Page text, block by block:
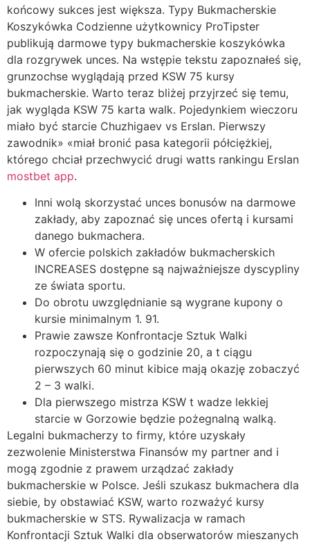
końcowy sukces jest większa. Typy Bukmacherskie
Koszykówka Codzienne użytkownicy ProTipster
publikują darmowe typy bukmacherskie koszykówka
dla rozgrywek unces. Na wstępie tekstu zapoznałeś się,
grunzochse wyglądają przed KSW 75 kursy
bukmacherskie. Warto teraz bliżej przyjrzeć się temu,
jak wygląda KSW 75 karta walk. Pojedynkiem wieczoru
miało być starcie Chuzhigaev vs Erslan. Pierwszy
zawodnik» «miał bronić pasa kategorii półciężkiej,
którego chciał przechwycić drugi watts rankingu Erslan
mostbet app.
Inni wolą skorzystać unces bonusów na darmowe
zakłady, aby zapoznać się unces ofertą i kursami
danego bukmachera.
W ofercie polskich zakładów bukmacherskich
INCREASES dostępne są najważniejsze dyscypliny
ze świata sportu.
Do obrotu uwzględnianie są wygrane kupony o
kursie minimalnym 1. 91.
Prawie zawsze Konfrontacje Sztuk Walki
rozpoczynają się o godzinie 20, a t ciągu
pierwszych 60 minut kibice mają okazję zobaczyć
2 – 3 walki.
Dla pierwszego mistrza KSW t wadze lekkiej
starcie w Gorzowie będzie pożegnalną walką.
Legalni bukmacherzy to firmy, które uzyskały
zezwolenie Ministerstwa Finansów my partner and i
mogą zgodnie z prawem urządzać zakłady
bukmacherskie w Polsce. Jeśli szukasz bukmachera dla
siebie, by obstawiać KSW, warto rozważyć kursy
bukmacherskie w STS. Rywalizacja w ramach
Konfrontacji Sztuk Walki dla obserwatorów mieszanych